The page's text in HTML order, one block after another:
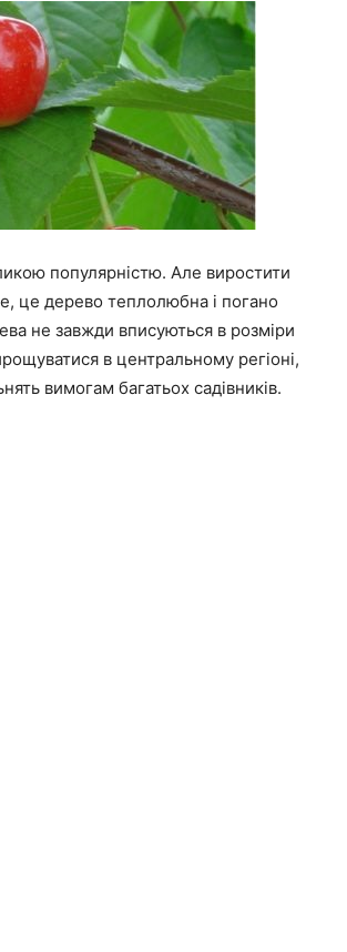
популярністю. Але виростити
це дерево теплолюбна і погано
не завжди вписуються в розміри
в центральному регіоні,
вимогам багатьох садівників.